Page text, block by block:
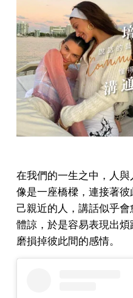
在我們的一生之中，人
像是一座橋樑，連接著
己親近的人，講話似乎
體諒，於是容易表現出
磨損掉彼此間的感情。